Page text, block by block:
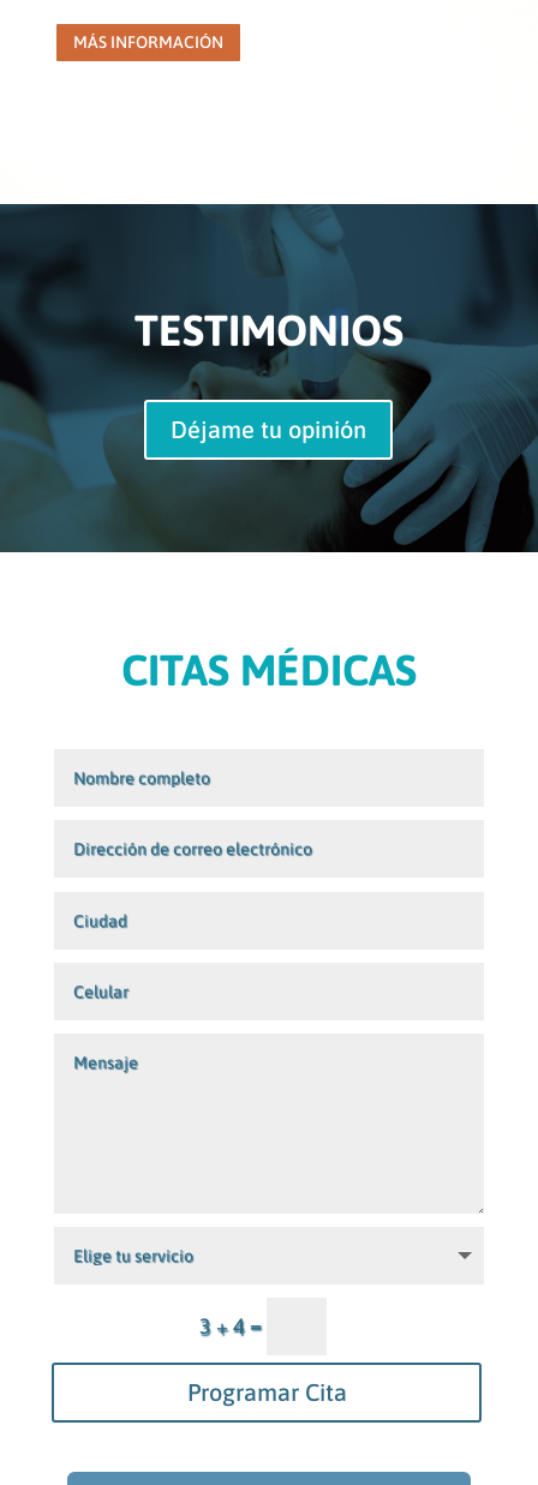
MÁS INFORMACIÓN
TESTIMONIOS
Déjame tu opinión
CITAS MÉDICAS
3 + 4=
Programar Cita